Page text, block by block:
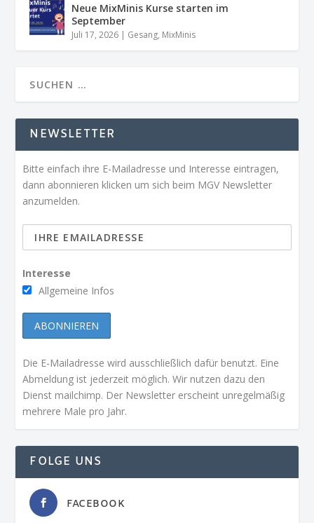
Neue MixMinis Kurse starten im
September
Juli 17, 2026 | Gesang, MixMinis
NEWSLETTER
Bitte einfach ihre E-Mailadresse und Interesse eintragen,
dann abonnieren klicken um sich beim MGV Newsletter
anzumelden.
Interesse
Allgemeine Infos
Die E-Mailadresse wird ausschließlich dafür benutzt. Eine
Abmeldung ist jederzeit möglich. Wir nutzen dazu den
Dienst mailchimp. Der Newsletter erscheint unregelmäßig
mehrere Male pro Jahr.
FOLGE UNS
FACEBOOK